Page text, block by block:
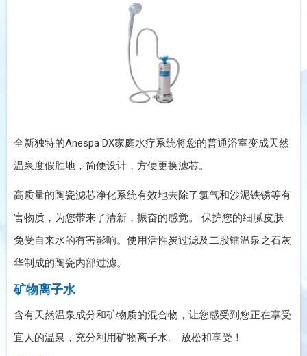
全新独特的Anespa DX家庭水疗系统将您的普通浴室变成天然
温泉度假胜地，简便设计，方便更换滤芯。
高质量的陶瓷滤芯净化系统有效地去除了氯气和沙泥铁锈等有
害物质，为您带来了清新，振奋的感觉。 保护您的细腻皮肤
免受自来水的有害影响。使用活性炭过滤及二股镭温泉之石灰
华制成的陶瓷内部过滤。
矿物离子水
含有天然温泉成分和矿物质的混合物，让您感受到您正在享受
宜人的温泉，充分利用矿物离子水。 放松和享受！